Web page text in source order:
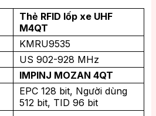
Thẻ RFID lốp xe UHF
M4QT
KMRU9535
US 902-928 MHz
IMPINJ MOZAN 4QT
EPC 128 bit, Người dùng
512 bit, TID 96 bit